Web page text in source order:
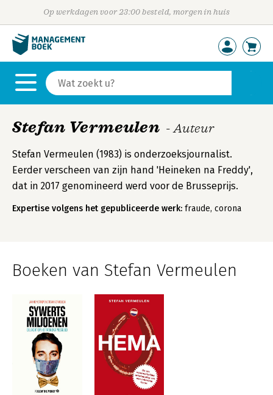
Op werkdagen voor 23:00 besteld, morgen in huis
Stefan Vermeulen - Auteur
Stefan Vermeulen (1983) is onderzoeksjournalist.
Eerder verscheen van zijn hand 'Heineken na Freddy',
dat in 2017 genomineerd werd voor de Brusseprijs.
Expertise volgens het gepubliceerde werk: fraude, corona
Boeken van Stefan Vermeulen